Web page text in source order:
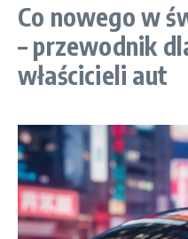
Co nowego w
– przewodnik
właścicieli aut